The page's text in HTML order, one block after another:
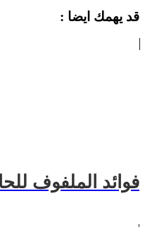
قد يهمك ايضا :
فوائد الملفوف